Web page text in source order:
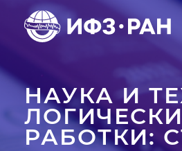
НАУКА И
РА­БОТ­КИ: